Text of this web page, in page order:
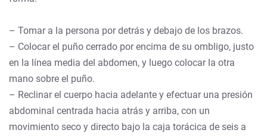
– Tomar a la persona por detrás y debajo de los brazos.
– Colocar el puño cerrado por encima de su ombligo, justo
en la línea media del abdomen, y luego colocar la otra
mano sobre el puño.
– Reclinar el cuerpo hacia adelante y efectuar una presión
abdominal centrada hacia atrás y arriba, con un
movimiento seco y directo bajo la caja torácica de seis a